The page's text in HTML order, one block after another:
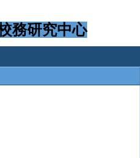
務研究中心